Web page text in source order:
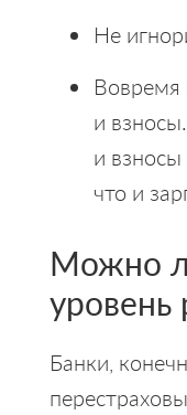
Не
Вовремя
и
и взносы
что и
Можно
уровень
Банки,